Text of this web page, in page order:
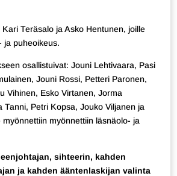
Teräsalo ja Asko Hentunen, joille
ja puheoikeus.
osallistuivat: Jouni Lehtivaara, Pasi
Jouni Rossi, Petteri Paronen,
Vihinen, Esko Virtanen, Jorma
Tanni, Petri Kopsa, Jouko Viljanen ja
myönnettiin myönnettiin läsnäolo- ja
sihteerin, kahden
ja kahden ääntenlaskijan valinta